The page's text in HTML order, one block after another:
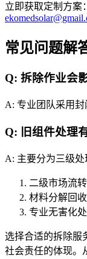
立即获取定制方案
常见问题解
Q: 拆除作业会
A: 专业团队采用封
Q: 旧组件处理
A: 主要分为三级处
二级市场流转
材料分解回收
专业无害化
选择合适的拆除服
社会责任的体现。